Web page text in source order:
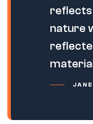
nature
JANE